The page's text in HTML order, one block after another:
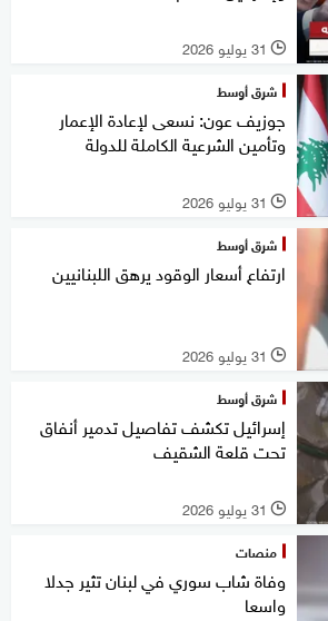
l 31 يوليو 2026
شرق أوسط
جوزيف عون: نسعى لإعادة الإعمار
وتأمين الشرعية الكاملة للدولة
l 31 يوليو 2026
شرق أوسط
ارتفاع أسعار الوقود يرهق اللبنانيين
l 31 يوليو 2026
شرق أوسط
إسرائيل تكشف تفاصيل تدمير أنفاق
تحت قلعة الشقيف
l 31 يوليو 2026
منصات
وفاة شاب سوري في لبنان تثير جدلا
واسعا